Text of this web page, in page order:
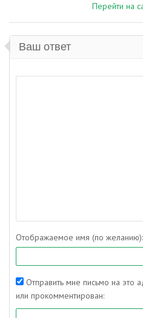
Перейти на
Ваш ответ
Отображаемое имя (по желанию):
Отправить мне письмо на это
или прокомментирован: